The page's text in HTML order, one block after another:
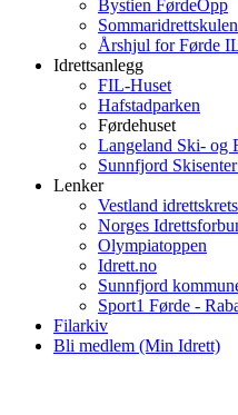
Bystien FørdeOpp
Sommaridrettskulen
Årshjul for Førde
Idrettsanlegg
FIL-Huset
Hafstadparken
Førdehuset
Langeland Ski- og
Sunnfjord
Lenker
Vestland idrettskrets
Norges
Olympiatoppen
Idrett.no
Sunnfjord
Sport1 Førde -
Filarkiv
Bli medlem (Min Idrett)